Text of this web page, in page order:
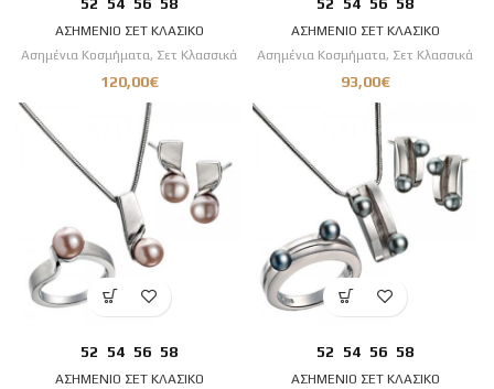
ΑΣΗΜΕΝΙΟ ΣΕΤ ΚΛΑΣΙΚΟ
Ασημένια Κοσμήματα, Σετ Κλασσικά
120,00€
ΑΣΗΜΕΝΙΟ ΣΕΤ ΚΛΑΣΙΚΟ
Ασημένια Κοσμήματα, Σετ Κλασσικά
93,00€
52 54 56 58
ΑΣΗΜΕΝΙΟ ΣΕΤ ΚΛΑΣΙΚΟ
52 54 56 58
ΑΣΗΜΕΝΙΟ ΣΕΤ ΚΛΑΣΙΚΟ